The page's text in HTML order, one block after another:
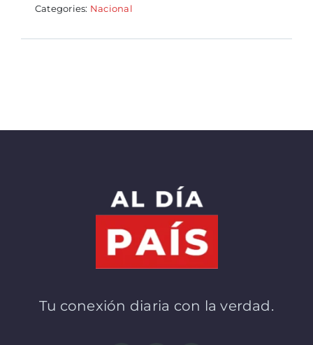
Categories: Nacional
Tu conexión diaria con la verdad.